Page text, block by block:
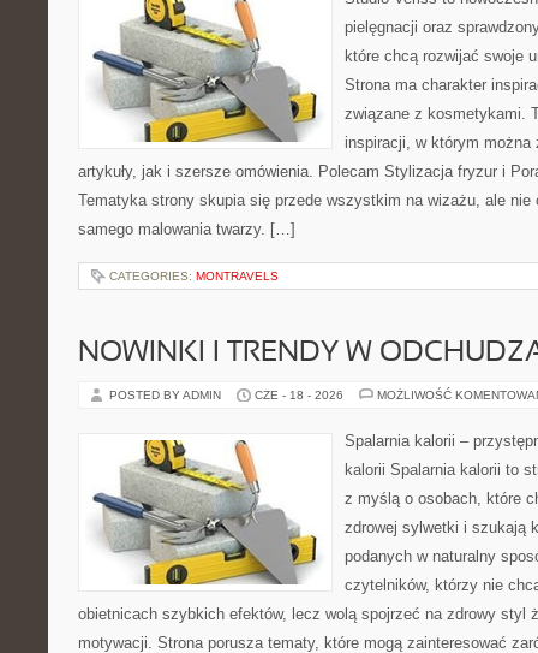
pielęgnacji oraz
które chcą rozwijać swoje
Strona ma charakter
związane z kosmetykami.
inspiracji, w którym
artykuły, jak i szersze omówienia. Polecam Stylizacja fryzur i
Tematyka strony skupia się przede wszystkim na wizażu, ale nie
samego malowania twarzy. […]
CATEGORIES: MONTRAVELS
NOWINKI I TRENDY W
POSTED BY ADMIN CZE - 18 - 2026 MOŻLIWOŚĆ
Spalarnia kalorii –
kalorii Spalarnia kalorii to
z myślą o osobach, które
zdrowej sylwetki i szukają
podanych w naturalny
czytelników, którzy nie
obietnicach szybkich efektów, lecz wolą spojrzeć na zdrowy styl
motywacji. Strona porusza tematy, które mogą zainteresować